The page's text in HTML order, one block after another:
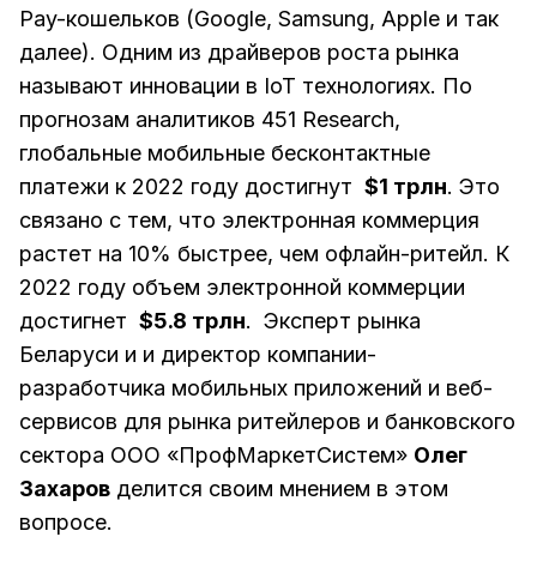
Pay-кошельков (Google, Samsung, Apple и так
далее). Одним из драйверов роста рынка
называют инновации в IoT технологиях. По
прогнозам аналитиков 451 Research,
глобальные мобильные бесконтактные
платежи к 2022 году достигнут $1 трлн. Это
связано с тем, что электронная коммерция
растет на 10% быстрее, чем офлайн-ритейл. К
2022 году объем электронной коммерции
достигнет $5.8 трлн. Эксперт рынка
Беларуси и и директор компании-
разработчика мобильных приложений и веб-
сервисов для рынка ритейлеров и банковского
сектора ООО «ПрофМаркетСистем» Олег
Захаров делится своим мнением в этом
вопросе.